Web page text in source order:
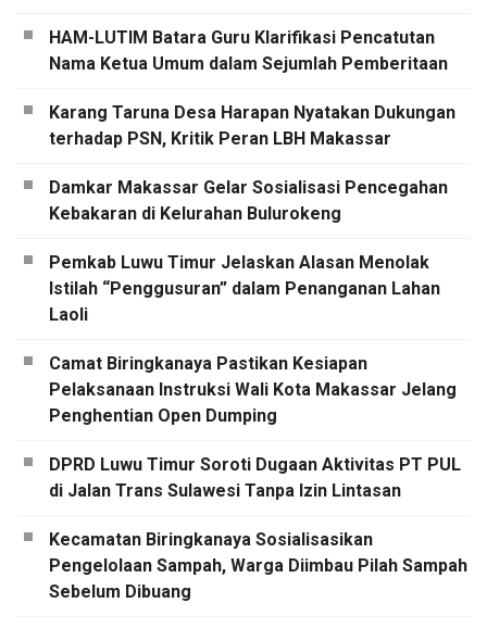
HAM-LUTIM Batara Guru Klarifikasi Pencatutan
Nama Ketua Umum dalam Sejumlah Pemberitaan
Karang Taruna Desa Harapan Nyatakan Dukungan
terhadap PSN, Kritik Peran LBH Makassar
Damkar Makassar Gelar Sosialisasi Pencegahan
Kebakaran di Kelurahan Bulurokeng
Pemkab Luwu Timur Jelaskan Alasan Menolak
Istilah “Penggusuran” dalam Penanganan Lahan
Laoli
Camat Biringkanaya Pastikan Kesiapan
Pelaksanaan Instruksi Wali Kota Makassar Jelang
Penghentian Open Dumping
DPRD Luwu Timur Soroti Dugaan Aktivitas PT PUL
di Jalan Trans Sulawesi Tanpa Izin Lintasan
Kecamatan Biringkanaya Sosialisasikan
Pengelolaan Sampah, Warga Diimbau Pilah Sampah
Sebelum Dibuang